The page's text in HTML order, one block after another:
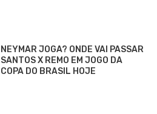
NEYMAR JOGA? ONDE VAI PASSAR
SANTOS X REMO EM JOGO DA
COPA DO BRASIL HOJE